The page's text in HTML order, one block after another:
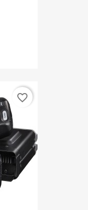
favorite_border